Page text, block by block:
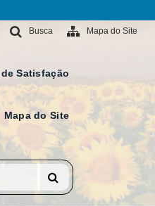
Mapa do Site
Busca
Satisfação
Mapa do Site